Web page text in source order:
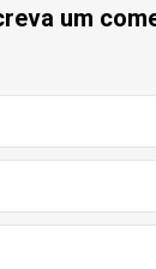
um